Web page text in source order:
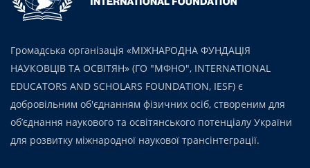
Громадська організація «МІЖНАРОДНА ФУНДАЦІЯ
НАУКОВЦІВ ТА ОСВІТЯН» (ГО "МФНО", INTERNATIONAL
EDUCATORS AND SCHOLARS FOUNDATION, IESF) є
добровільним об'єднанням фізичних осіб, створеним для
об’єднання наукового та освітянського потенціалу України
для розвитку міжнародної наукової трансінтеграції.